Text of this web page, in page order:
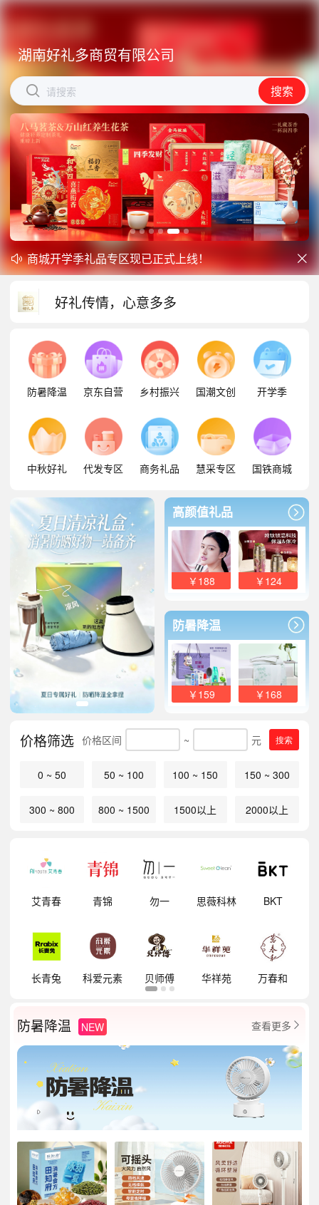
湖南好礼多商贸有限公司
 请搜索 搜索
湖南好礼多商贸有限公司
 请搜索 搜索

商城开学季礼品专区现已正式上线！
中秋礼品专区上线｜臻选团圆好礼

好礼传情，心意多多
防暑降温 京东自营 乡村振兴 国潮文创 开学季
中秋好礼 代发专区 商务礼品 慧采专区 国铁商城
高颜值礼品
￥188 ￥124
防暑降温
￥159 ￥168
价格筛选 价格区间 ~ 元 搜索
0 ~ 50 50 ~ 100 100 ~ 150 150 ~ 300
300 ~ 800 800 ~ 1500 1500以上 2000以上
艾青春 青锦 勿一 思薇科林 BKT
长青兔 科爱元素 贝师傅 华祥苑 万春和
防暑降温 NEW 查看更多 